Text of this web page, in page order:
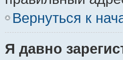
Вернуться к
Я давно